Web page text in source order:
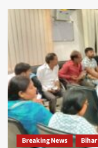
Bihar
News:
मध्य
विद्यालय
बेलकुंडा
गुणवत्तापूर्ण
शिक्षा
के
साथ
पर्यावरण
संरक्षण
Breaking News Bihar